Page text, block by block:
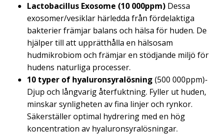
Lactobacillus Exosome (10 000ppm) Dessa
exosomer/vesiklar härledda från fördelaktiga
bakterier främjar balans och hälsa för huden. De
hjälper till att upprätthålla en hälsosam
hudmikrobiom och främjar en stödjande miljö för
hudens naturliga processer.
10 typer of hyaluronsyralösning (500 000ppm)-
Djup och långvarig återfuktning. Fyller ut huden,
minskar synligheten av fina linjer och rynkor.
Säkerställer optimal hydrering med en hög
koncentration av hyaluronsyralösningar.